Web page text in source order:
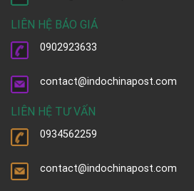
LIÊN HỆ BÁO GIÁ
0902923633
contact@indochinapost.com
LIÊN HỆ TƯ VẤN
0934562259
contact@indochinapost.com